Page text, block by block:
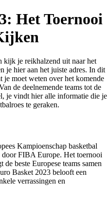
Het Toernooi
kijk je reikhalzend uit naar het
je hier aan het juiste adres. In dit
je moet weten over het komende
de deelnemende teams tot de
je vindt hier alle informatie die je
te geraken.
Kampioenschap basketbal
door FIBA Europe. Het toernooi
beste Europese teams samen
Basket 2023 belooft een
verrassingen en